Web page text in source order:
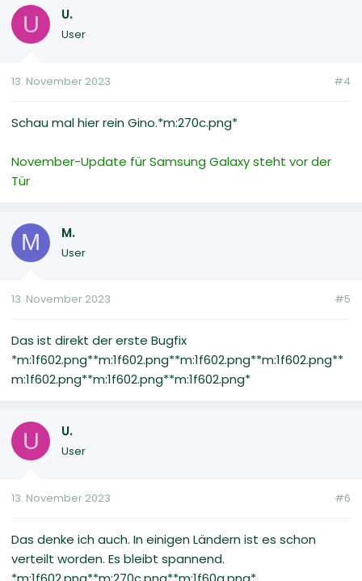
U U.
User
13. November 2023 #4
Schau mal hier rein Gino.*m:270c.png*
November-Update für Samsung Galaxy steht vor der
Tür
M M.
User
13. November 2023 #5
Das ist direkt der erste Bugfix
*m:1f602.png**m:1f602.png**m:1f602.png**m:1f602.png**
m:1f602.png**m:1f602.png**m:1f602.png*
U U.
User
13. November 2023 #6
Das denke ich auch. In einigen Ländern ist es schon
verteilt worden. Es bleibt spannend.